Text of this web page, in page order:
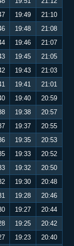
19:49
21:10
19:48
21:08
19:46
21:07
19:45
21:05
19:43
21:03
19:41
21:01
19:40
20:59
19:38
20:57
19:37
20:55
19:35
20:53
19:33
20:52
19:32
20:50
19:30
20:48
19:28
20:46
19:27
20:44
19:25
20:42
19:23
20:40